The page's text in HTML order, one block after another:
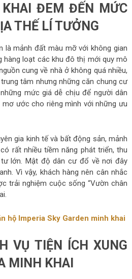
ĐEM ĐẾN MỨC
THẾ LÍ TƯỞNG
là mảnh đất màu mỡ với không gian
hàng loạt các khu đô thị mới quy mô
cung về nhà ở không quá nhiều,
tâm nhưng những căn chung cư
mức giá dễ chịu để người dân
ước cho riêng mình với những ưu
gia kinh tế và bất động sản, mảnh
rất nhiều tiềm năng phát triển, thu
lớn. Mật độ dân cư đổ về nơi đây
Vì vậy, khách hàng nên cân nhắc
trải nghiệm cuộc sống “Vườn chân
hộ Imperia Sky Garden minh khai
VỤ TIỆN ÍCH XUNG
MINH KHAI